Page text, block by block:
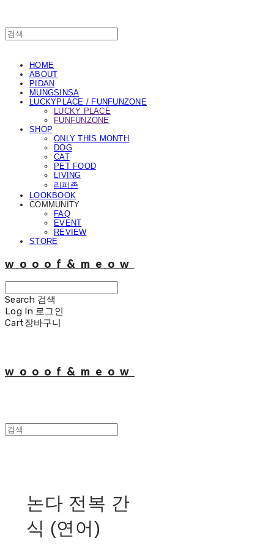
HOME
ABOUT
PIDAN
MUNGSINSA
LUCKYPLACE / FUNFUNZONE
LUCKY PLACE
FUNFUNZONE
SHOP
ONLY THIS MONTH
DOG
CAT
PET FOOD
LIVING
리퍼존
LOOKBOOK
COMMUNITY
FAQ
EVENT
REVIEW
STORE
wooof&meow
Search 검색
Log In 로그인
Cart장바구니
wooof&meow
논다 전복 간
식 (연어)